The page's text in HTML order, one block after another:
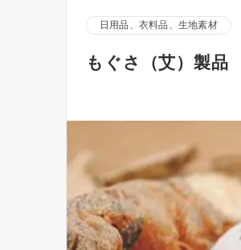
日用品、衣料品、生地素材
もぐさ（艾）製品